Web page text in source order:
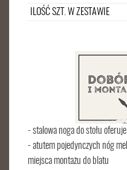
ILOŚĆ SZT. W ZESTAWIE
- stalowa noga do stołu
- atutem pojedynczych nóg
miejsca montażu do blatu